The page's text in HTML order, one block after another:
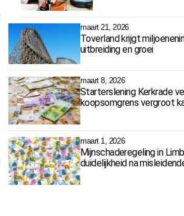
maart 21, 2026
Toverland krijgt
uitbreiding en groei
maart 8, 2026
Starterslening Kerkrade
koopsomgrens vergroot
maart 1, 2026
Mijnschaderegeling in
duidelijkheid na